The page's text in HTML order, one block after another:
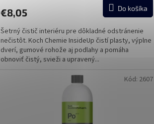
€8,05 Do košíka
Šetrný čistič interiéru pre dôkladné odstránenie
nečistôt. Koch Chemie InsideUp čistí plasty, výplne
dverí, gumové rohože aj podlahy a pomáha
obnoviť čistý, svieži a upravený...
Kód: 2607